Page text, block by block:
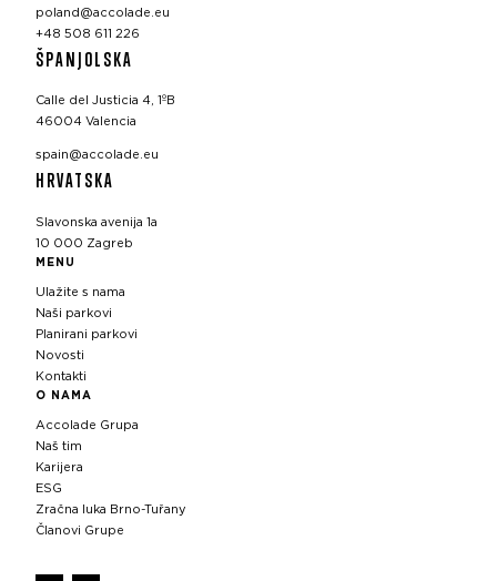
poland@accolade.eu
+48 508 611 226
ŠPANJOLSKA
Calle del Justicia 4, 1ºB
46004 Valencia
spain@accolade.eu
HRVATSKA
Slavonska avenija 1a
10 000 Zagreb
MENU
Ulažite s nama
Naši parkovi
Planirani parkovi
Novosti
Kontakti
O NAMA
Accolade Grupa
Naš tim
Karijera
ESG
Zračna luka Brno-Tuřany
Članovi Grupe